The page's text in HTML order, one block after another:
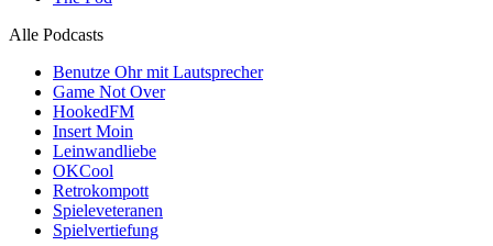
Alle Podcasts
Benutze Ohr mit Lautsprecher
Game Not Over
HookedFM
Insert Moin
Leinwandliebe
OKCool
Retrokompott
Spieleveteranen
Spielvertiefung